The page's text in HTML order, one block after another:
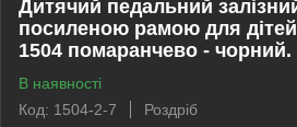
Дитячий педальний
посиленою рамою для дітей
1504 помаранчево - чорний.
В наявності
Код: 1504-2-7
Роздріб